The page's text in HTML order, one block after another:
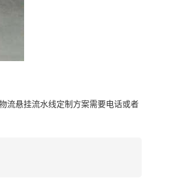
悬挂流水线定制方案需要电话或者